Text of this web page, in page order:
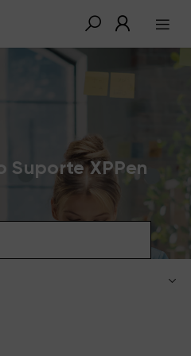
Suporte XPPen